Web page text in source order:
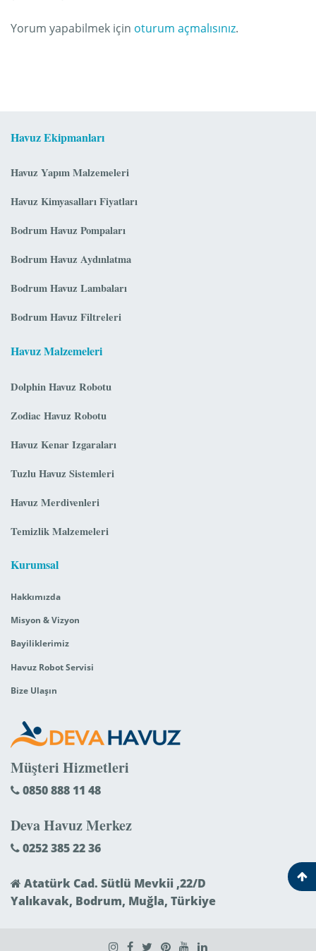
Yorum yapabilmek için oturum açmalısınız.
Havuz Ekipmanları
Havuz Yapım Malzemeleri
Havuz Kimyasalları Fiyatları
Bodrum Havuz Pompaları
Bodrum Havuz Aydınlatma
Bodrum Havuz Lambaları
Bodrum Havuz Filtreleri
Havuz Malzemeleri
Dolphin Havuz Robotu
Zodiac Havuz Robotu
Havuz Kenar Izgaraları
Tuzlu Havuz Sistemleri
Havuz Merdivenleri
Temizlik Malzemeleri
Kurumsal
Hakkımızda
Misyon & Vizyon
Bayiliklerimiz
Havuz Robot Servisi
Bize Ulaşın
Müşteri Hizmetleri
0850 888 11 48
Deva Havuz Merkez
0252 385 22 36
Atatürk Cad. Sütlü Mevkii ,22/D
Yalıkavak, Bodrum, Muğla, Türkiye